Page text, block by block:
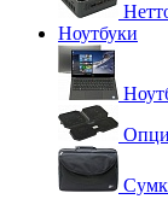
Ноутбуки